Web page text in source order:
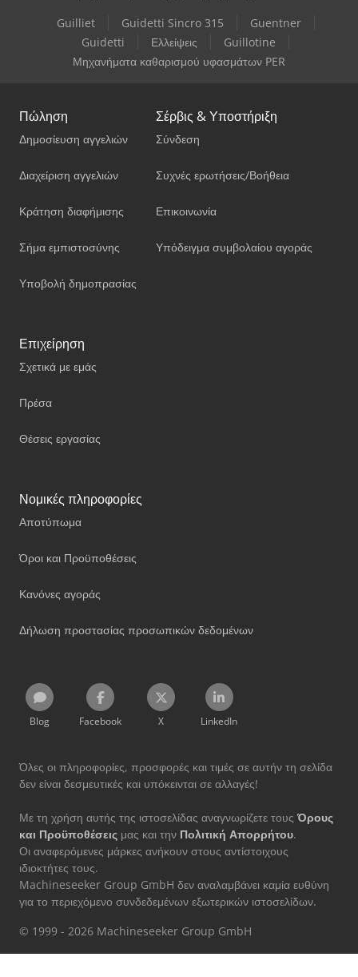
Guilliet Guidetti Sincro 315
Guentner
Guidetti
Ελλείψεις
Guillotine
Μηχανήματα καθαρισμού υφασμάτων PER
Πώληση
Δημοσίευση αγγελιών
Διαχείριση αγγελιών
Κράτηση διαφήμισης
Σήμα εμπιστοσύνης
Υποβολή δημοπρασίας
Σέρβις & Υποστήριξη
Σύνδεση
Συχνές ερωτήσεις/Βοήθεια
Επικοινωνία
Υπόδειγμα συμβολαίου αγοράς
Επιχείρηση
Σχετικά με εμάς
Πρέσα
Θέσεις εργασίας
Νομικές πληροφορίες
Αποτύπωμα
Όροι και Προϋποθέσεις
Κανόνες αγοράς
Δήλωση προστασίας προσωπικών δεδομένων
Blog Facebook X LinkedIn
Όλες οι πληροφορίες, προσφορές και τιμές σε αυτήν τη σελίδα
δεν είναι δεσμευτικές και υπόκεινται σε αλλαγές!
Με τη χρήση αυτής της ιστοσελίδας αναγνωρίζετε τους Όρους
και Προϋποθέσεις μας και την Πολιτική Απορρήτου.
Οι αναφερόμενες μάρκες ανήκουν στους αντίστοιχους
ιδιοκτήτες τους.
Machineseeker Group GmbH δεν αναλαμβάνει καμία ευθύνη
για το περιεχόμενο συνδεδεμένων εξωτερικών ιστοσελίδων.
© 1999 - 2026 Machineseeker Group GmbH